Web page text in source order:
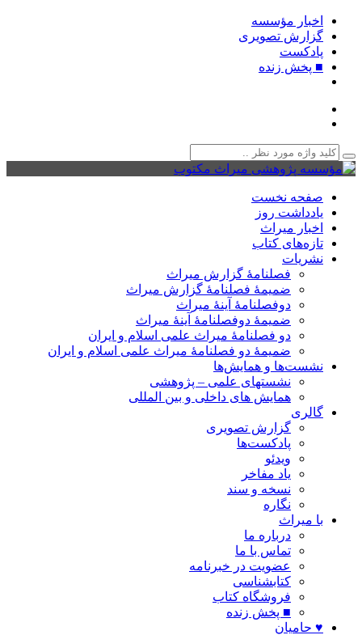
اخبار مؤسسه
گزارش تصویری
پادکست‌
■ پخش زنده
صفحه نخست
یادداشت روز
اخبار میراث
تازه‌های کتاب
نشریات
فصلنامۀ گزارش میراث
ضمیمۀ فصلنامۀ گزارش میراث
دوفصلنامۀ آینۀ میراث
ضمیمۀ دوفصلنامۀ آینۀ میراث
دو فصلنامۀ میراث علمی اسلام و ایران
ضمیمۀ دو فصلنامۀ میراث علمی اسلام و ایران
نشست‌ها و همایش‌ها
نشستهای علمی – پژوهشی
همایش های داخلی و بین المللی
گالری
گزارش تصویری
پادکست‌ها
ویدئو
یاد مفاخر
نسخه و سند
نگاره
با میراث
درباره ما
تماس با ما
عضویت در خبرنامه
کتابشناسی
فروشگاه کتاب
■ پخش زنده
♥ حامیان